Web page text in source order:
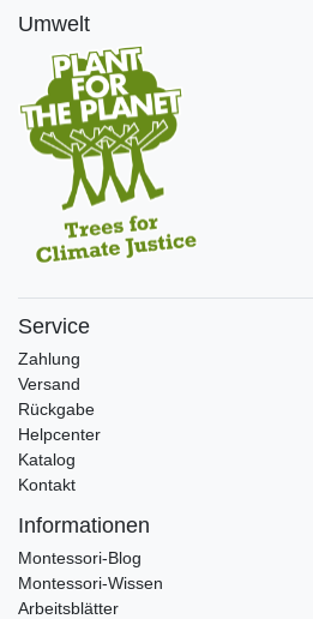
Umwelt
Service
Zahlung
Versand
Rückgabe
Helpcenter
Katalog
Kontakt
Informationen
Montessori-Blog
Montessori-Wissen
Arbeitsblätter